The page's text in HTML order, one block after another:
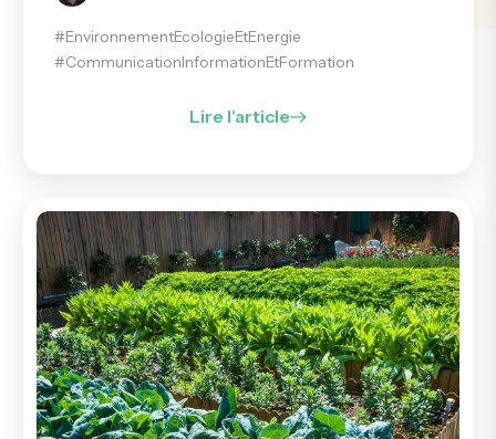
#EnvironnementEcologieEtEnergie
#CommunicationInformationEtFormation
Lire l'article